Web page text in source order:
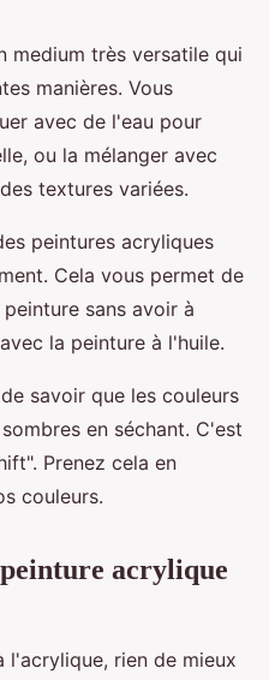
medium très versatile qui
manières. Vous
avec de l'eau pour
ou la mélanger avec
textures variées.
peintures acryliques
Cela vous permet de
sans avoir à
la peinture à l'huile.
savoir que les couleurs
en séchant. C'est
Prenez cela en
couleurs.
peinture acrylique
l'acrylique, rien de mieux